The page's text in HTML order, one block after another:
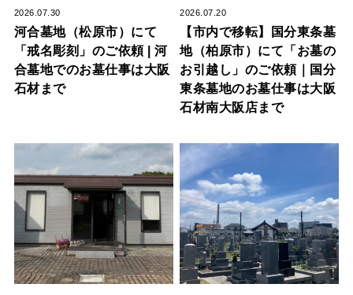
2026.07.30
河合墓地（松原市）にて
「戒名彫刻」のご依頼 | 河
合墓地でのお墓仕事は大阪
石材まで
2026.07.20
【市内で移転】国分東条墓
地（柏原市）にて「お墓の
お引越し」のご依頼｜国分
東条墓地のお墓仕事は大阪
石材南大阪店まで